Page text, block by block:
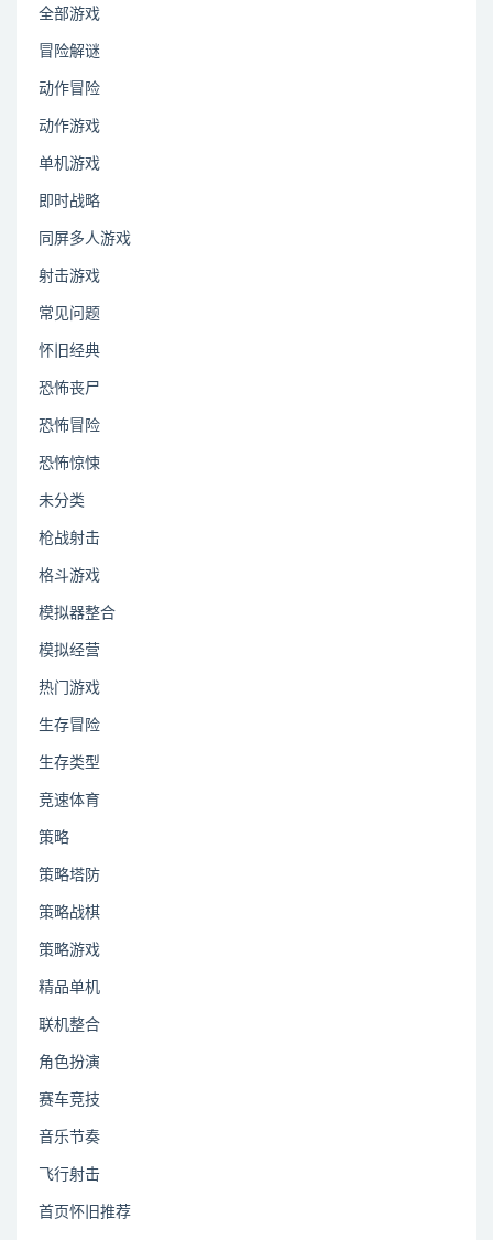
全部游戏
冒险解谜
动作冒险
动作游戏
单机游戏
即时战略
同屏多人游戏
射击游戏
常见问题
怀旧经典
恐怖丧尸
恐怖冒险
恐怖惊悚
未分类
枪战射击
格斗游戏
模拟器整合
模拟经营
热门游戏
生存冒险
生存类型
竞速体育
策略
策略塔防
策略战棋
策略游戏
精品单机
联机整合
角色扮演
赛车竞技
音乐节奏
飞行射击
首页怀旧推荐